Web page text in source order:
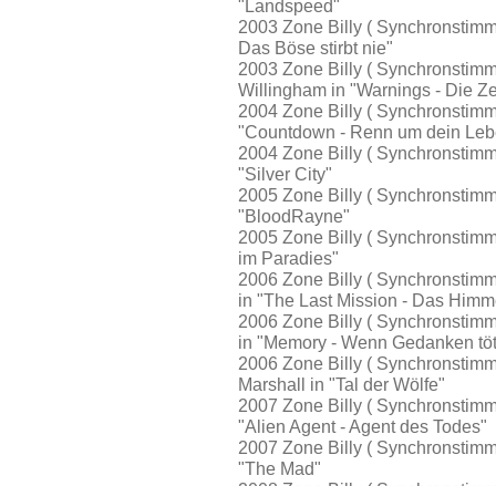
"Landspeed"
2003 Zone Billy (
Das Böse stirbt nie"
2003 Zone Billy (
Willingham in "Warnings - Die
2004 Zone Billy (
"Countdown - Renn um dein
2004 Zone Billy (
"Silver City"
2005 Zone Billy (
"BloodRayne"
2005 Zone Billy (
im Paradies"
2006 Zone Billy (
in "The Last Mission - Das
2006 Zone Billy (
in "Memory - Wenn Gedanken
2006 Zone Billy (
Marshall in "Tal der Wölfe"
2007 Zone Billy (
"Alien Agent - Agent des Todes"
2007 Zone Billy (
"The Mad"